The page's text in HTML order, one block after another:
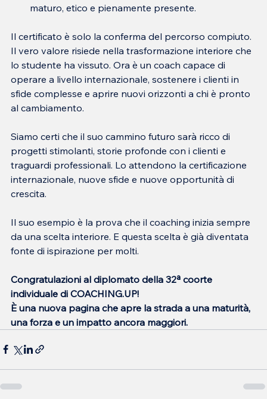
maturo, etico e pienamente presente.
Il certificato è solo la conferma del percorso compiuto.
Il vero valore risiede nella trasformazione interiore che
lo studente ha vissuto. Ora è un coach capace di
operare a livello internazionale, sostenere i clienti in
sfide complesse e aprire nuovi orizzonti a chi è pronto
al cambiamento.
Siamo certi che il suo cammino futuro sarà ricco di
progetti stimolanti, storie profonde con i clienti e
traguardi professionali. Lo attendono la certificazione
internazionale, nuove sfide e nuove opportunità di
crescita.
Il suo esempio è la prova che il coaching inizia sempre
da una scelta interiore. E questa scelta è già diventata
fonte di ispirazione per molti.
Congratulazioni al diplomato della 32ª coorte
individuale di COACHING.UP!
È una nuova pagina che apre la strada a una maturità,
una forza e un impatto ancora maggiori.